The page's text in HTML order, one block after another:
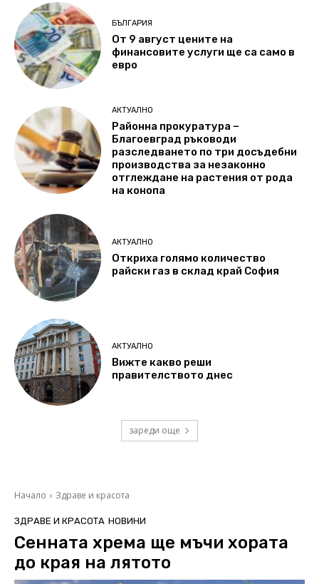
БЪЛГАРИЯ
От 9 август цените на
финансовите услуги ще са само в
евро
АКТУАЛНО
Районна прокуратура –
Благоевград ръководи
разследването по три досъдебни
производства за незаконно
отглеждане на растения от рода
на конопа
АКТУАЛНО
Откриха голямо количество
райски газ в склад край София
АКТУАЛНО
Вижте какво реши
правителството днес
зареди още